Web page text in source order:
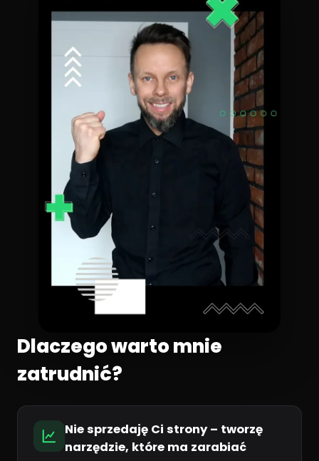
Dlaczego warto mnie
zatrudnić?
Nie sprzedaję Ci strony – tworzę
narzędzie, które ma zarabiać